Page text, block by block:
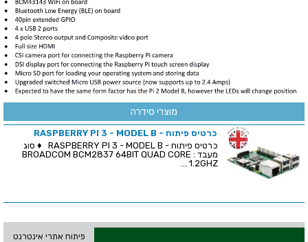
מוצרי סידרה
כרטיס פיתוח - RASPBERRY PI 3 - MODEL B
כרטיס פיתוח - RASPBERRY PI 3 - MODEL B ♦ סוג
מעבד : BROADCOM BCM2837 64BIT QUAD CORE
1.2GHZ ...
פיתוח אתרי אינטרנט